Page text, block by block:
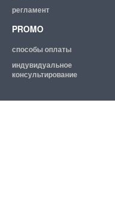
регламент
PROMO
способы оплаты
индувидуальное
консультирование